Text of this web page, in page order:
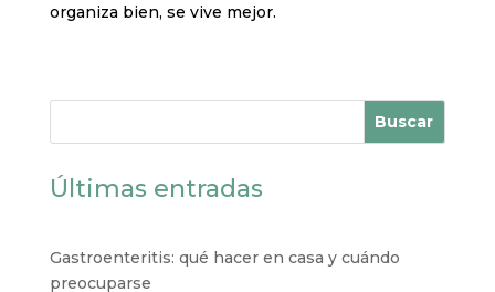
organiza bien, se vive mejor.
Buscar
Últimas entradas
Gastroenteritis: qué hacer en casa y cuándo
preocuparse